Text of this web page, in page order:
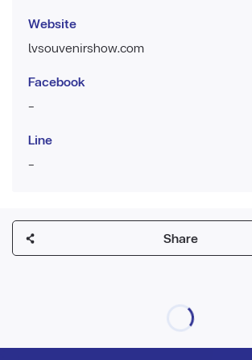
Website
lvsouvenirshow.com
Facebook
-
Line
-
Share